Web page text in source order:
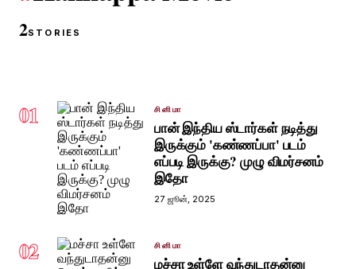
2STORIES
01 சினிமா
பான் இந்திய ஸ்டார்கள் நடித்து
இருக்கும் 'கண்ணப்பா' படம்
எப்படி இருக்கு? முழு விமர்சனம்
இதோ
27 ஜூன், 2025
02 சினிமா
மச்சா உள்ளே வந்துடாதன்னு